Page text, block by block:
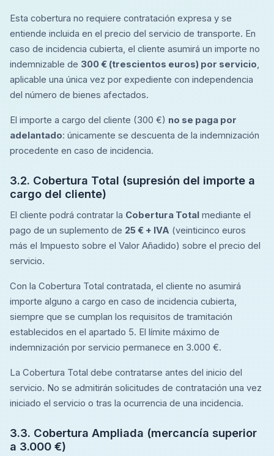
Esta cobertura no requiere contratación expresa y se
entiende incluida en el precio del servicio de transporte. En
caso de incidencia cubierta, el cliente asumirá un importe no
indemnizable de 300 € (trescientos euros) por servicio,
aplicable una única vez por expediente con independencia
del número de bienes afectados.
El importe a cargo del cliente (300 €) no se paga por
adelantado: únicamente se descuenta de la indemnización
procedente en caso de incidencia.
3.2. Cobertura Total (supresión del importe a
cargo del cliente)
El cliente podrá contratar la Cobertura Total mediante el
pago de un suplemento de 25 € + IVA (veinticinco euros
más el Impuesto sobre el Valor Añadido) sobre el precio del
servicio.
Con la Cobertura Total contratada, el cliente no asumirá
importe alguno a cargo en caso de incidencia cubierta,
siempre que se cumplan los requisitos de tramitación
establecidos en el apartado 5. El límite máximo de
indemnización por servicio permanece en 3.000 €.
La Cobertura Total debe contratarse antes del inicio del
servicio. No se admitirán solicitudes de contratación una vez
iniciado el servicio o tras la ocurrencia de una incidencia.
3.3. Cobertura Ampliada (mercancía superior
a 3.000 €)